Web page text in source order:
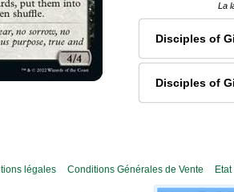
La
Disciples of
Disciples of
légales Conditions Générales de Vente